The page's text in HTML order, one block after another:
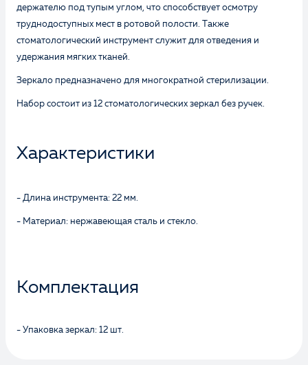
держателю под тупым углом, что способствует осмотру
труднодоступных мест в ротовой полости. Также
стоматологический инструмент служит для отведения и
удержания мягких тканей.
Зеркало предназначено для многократной стерилизации.
Набор состоит из 12 стоматологических зеркал без ручек.
Характеристики
- Длина инструмента: 22 мм.
- Материал: нержавеющая сталь и стекло.
Комплектация
- Упаковка зеркал: 12 шт.